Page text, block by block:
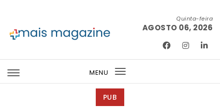
Quinta-feira
AGOSTO 06, 2026
MENU
Toggle
PUB